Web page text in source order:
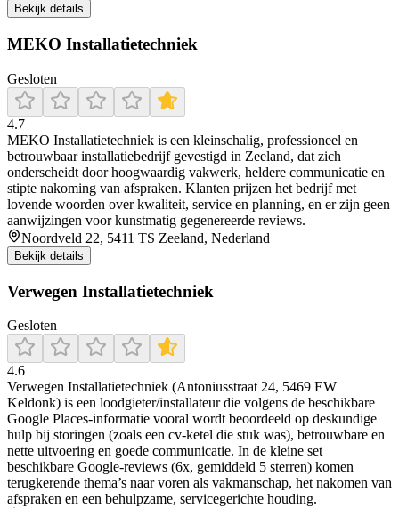
Bekijk details
MEKO Installatietechniek
Gesloten
4.7
MEKO Installatietechniek is een kleinschalig, professioneel en
betrouwbaar installatiebedrijf gevestigd in Zeeland, dat zich
onderscheidt door hoogwaardig vakwerk, heldere communicatie en
stipte nakoming van afspraken. Klanten prijzen het bedrijf met
lovende woorden over kwaliteit, service en planning, en er zijn geen
aanwijzingen voor kunstmatig gegenereerde reviews.
Noordveld 22, 5411 TS Zeeland, Nederland
Bekijk details
Verwegen Installatietechniek
Gesloten
4.6
Verwegen Installatietechniek (Antoniusstraat 24, 5469 EW
Keldonk) is een loodgieter/installateur die volgens de beschikbare
Google Places-informatie vooral wordt beoordeeld op deskundige
hulp bij storingen (zoals een cv-ketel die stuk was), betrouwbare en
nette uitvoering en goede communicatie. In de kleine set
beschikbare Google-reviews (6x, gemiddeld 5 sterren) komen
terugkerende thema’s naar voren als vakmanschap, het nakomen van
afspraken en een behulpzame, servicegerichte houding.